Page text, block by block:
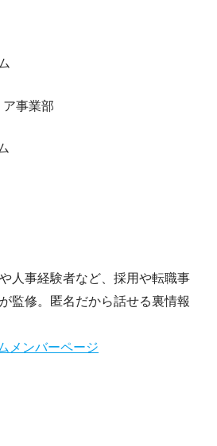
事業部
人事経験者など、採用や転職事
監修。匿名だから話せる裏情報
メンバーページ